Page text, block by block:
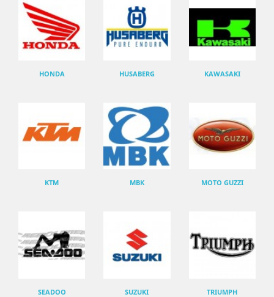
HONDA HUSABERG KAWASAKI
KTM MBK MOTO GUZZI
SEADOO SUZUKI TRIUMPH